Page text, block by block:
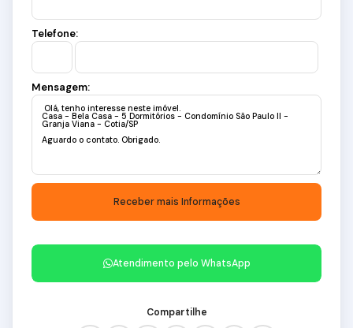
Telefone:
Mensagem:
Atendimento pelo WhatsApp
Compartilhe